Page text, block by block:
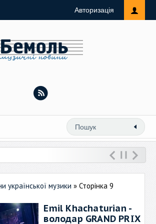
Авторизація
Виконавиця
української музики » Сторінка 9
Emil Khachaturian -
володар GRAND PRIX